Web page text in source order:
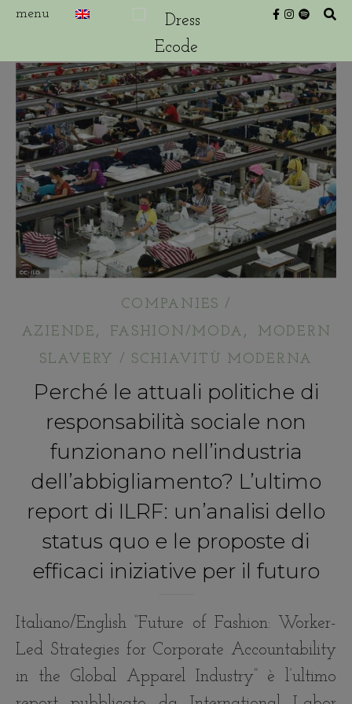
COMPANIES /
AZIENDE , FASHION/MODA ,
MODERN
SLAVERY / SCHIAVITÙ MODERNA
Perché le attuali politiche di
responsabilità sociale non
funzionano nell’industria
dell’abbigliamento? L’ultimo
report di ILRF: un’analisi dello
status quo e le proposte di
efficaci iniziative per il futuro
Italiano/English “Future of Fashion: Worker-
Led Strategies for Corporate Accountability
in the Global Apparel Industry” è l’ultimo